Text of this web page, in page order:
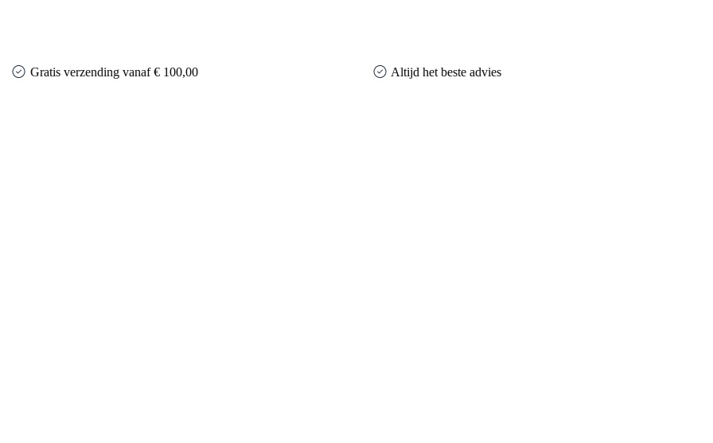
Gratis verzending vanaf € 100,00 Altijd het beste advies